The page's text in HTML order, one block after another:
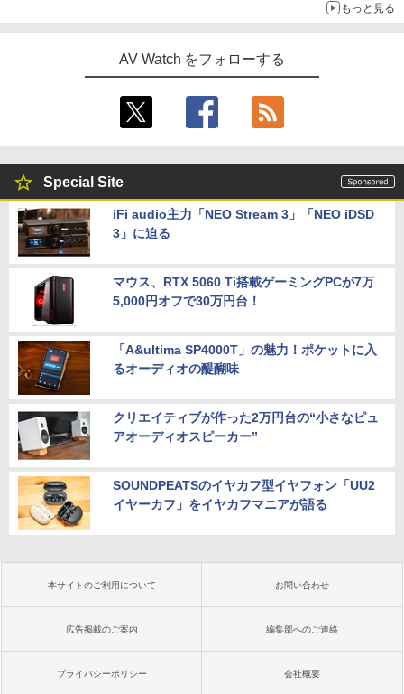
もっと見る
AV Watch をフォローする
Special Site
iFi audio主力「NEO Stream 3」「NEO iDSD
3」に迫る
マウス、RTX 5060 Ti搭載ゲーミングPCが7万
5,000円オフで30万円台！
「A&ultima SP4000T」の魅力！ポケットに入
るオーディオの醍醐味
クリエイティブが作った2万円台の“小さなピュ
アオーディオスピーカー”
SOUNDPEATSのイヤカフ型イヤフォン「UU2
イヤーカフ」をイヤカフマニアが語る
本サイトのご利用について お問い合わせ
広告掲載のご案内 編集部へのご連絡
プライバシーポリシー 会社概要